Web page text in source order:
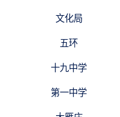
文化局
五环
十九中学
第一中学